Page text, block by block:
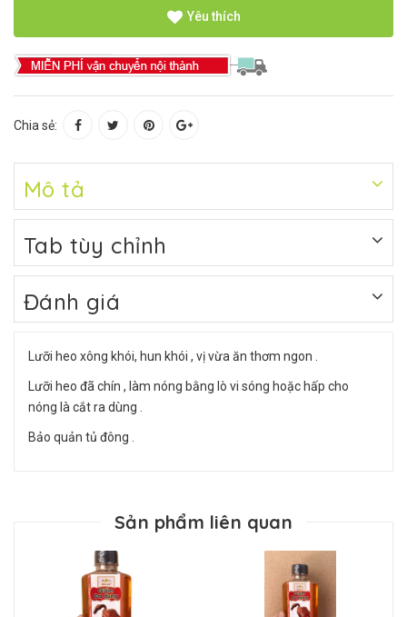
Yêu thích
Chia sẻ:
Mô tả
Tab tùy chỉnh
Đánh giá
Lưỡi heo xông khói, hun khói , vị vừa ăn thơm ngon .
Lưỡi heo đã chín , làm nóng bằng lò vi sóng hoặc hấp cho
nóng là cắt ra dùng .
Bảo quản tủ đông .
Sản phẩm liên quan